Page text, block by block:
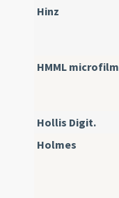
Hinz
HMML microfilm
Hollis Digit.
Holmes